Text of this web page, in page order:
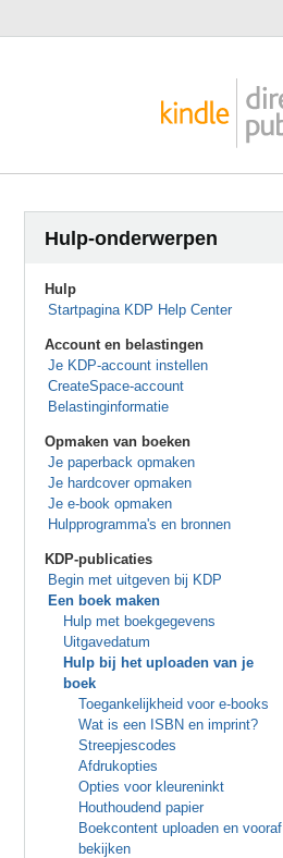
Hulp-onderwerpen
Hulp
Startpagina KDP Help Center
Account en belastingen
Je KDP-account instellen
CreateSpace-account
Belastinginformatie
Opmaken van boeken
Je paperback opmaken
Je hardcover opmaken
Je e-book opmaken
Hulpprogramma's en bronnen
KDP-publicaties
Begin met uitgeven bij KDP
Een boek maken
Hulp met boekgegevens
Uitgavedatum
Hulp bij het uploaden van je
boek
Toegankelijkheid voor e-books
Wat is een ISBN en imprint?
Streepjescodes
Afdrukopties
Opties voor kleureninkt
Houthoudend papier
Boekcontent uploaden en vooraf
bekijken